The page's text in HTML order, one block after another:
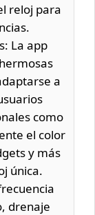
reloj para
La app
a
como
el color
y más
única.​
drenaje